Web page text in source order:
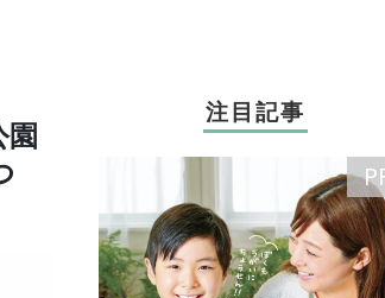
園
注目記事